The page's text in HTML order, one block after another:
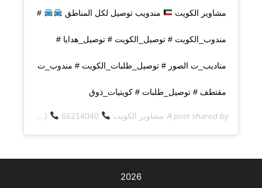
مشاوير الكويت مندويب توصيل لكل المناطق #
مندوب_الكويت # توصيل_الكويت # توصيل_هدايا #
مناديب_ت الصور # توصيل_طلبات_الكويت # مندوب_ت
مقتطف # توصيل_طلبات # كويتيات_ذوق
A post shared by مشاوير الكويت (@q8deliverycom) on
2026